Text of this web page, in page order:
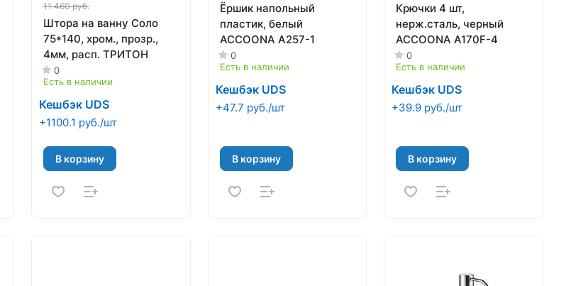
11 460 руб.
Штора на ванну Соло
75*140, хром., прозр.,
4мм, расп. ТРИТОН
0
Есть в наличии
Кешбэк UDS
+1100.1 руб./шт
В корзину
Ёршик напольный
пластик, белый
ACCOONA A257-1
0
Есть в наличии
Кешбэк UDS
+47.7 руб./шт
В корзину
Крючки 4 шт,
нерж.сталь, черный
ACCOONA A170F-4
0
Есть в наличии
Кешбэк UDS
+39.9 руб./шт
В корзину